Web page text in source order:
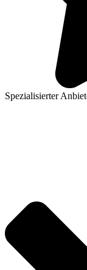
Spezialisierter